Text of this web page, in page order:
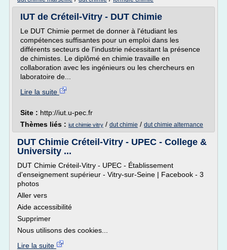
IUT de Créteil-Vitry - DUT Chimie
Le DUT Chimie permet de donner à l'étudiant les
compétences suffisantes pour un emploi dans les
différents secteurs de l'industrie nécessitant la présence
de chimistes. Le diplômé en chimie travaille en
collaboration avec les ingénieurs ou les chercheurs en
laboratoire de...
Lire la suite
Site : http://iut.u-pec.fr
Thèmes liés : iut chimie vitry / dut chimie / dut chimie alternance
DUT Chimie Créteil-Vitry - UPEC - College &
University ...
DUT Chimie Créteil-Vitry - UPEC - Établissement
d'enseignement supérieur - Vitry-sur-Seine | Facebook - 3
photos
Aller vers
Aide accessibilité
Supprimer
Nous utilisons des cookies...
Lire la suite